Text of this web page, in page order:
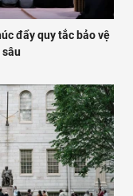
đẩy quy tắc bảo vệ
sâu